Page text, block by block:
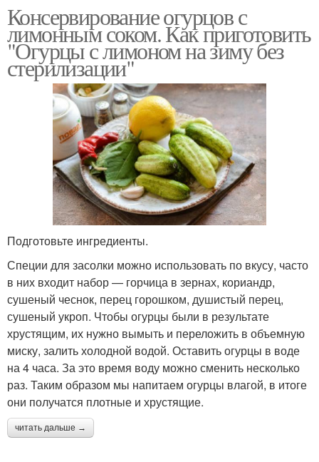
Огурцов с водкой
кислотой
Кислоты на литр Огурцов на зиму
Огурцов с лимоном Кислота на зиму
Кислоты в огурцы
Консервирование с
лимонной кислотой
Кисло-сладкие
огурцовы
Кислота с водкой
Консервирование огурцов с
лимонным соком. Как приготовить
"Огурцы с лимоном на зиму без
стерилизации"
Подготовьте ингредиенты.
Специи для засолки можно использовать по вкусу, часто
в них входит набор — горчица в зернах, кориандр,
сушеный чеснок, перец горошком, душистый перец,
сушеный укроп. Чтобы огурцы были в результате
хрустящим, их нужно вымыть и переложить в объемную
миску, залить холодной водой. Оставить огурцы в воде
на 4 часа. За это время воду можно сменить несколько
раз. Таким образом мы напитаем огурцы влагой, в итоге
они получатся плотные и хрустящие.
читать дальше →